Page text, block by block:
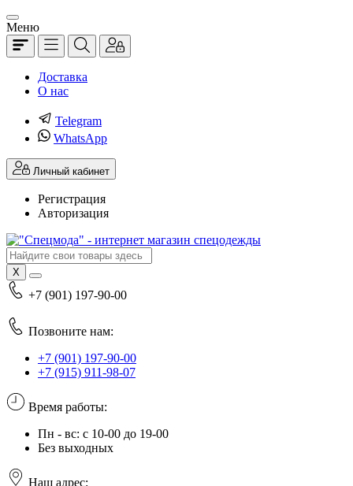
Меню
Доставка
О нас
Telegram
WhatsApp
Личный кабинет
Регистрация
Авторизация
X
+7 (901) 197-90-00
Позвоните нам:
+7 (901) 197-90-00
+7 (915) 911-98-07
Время работы:
Пн - вс: с 10-00 до 19-00
Без выходных
Наш адрес: